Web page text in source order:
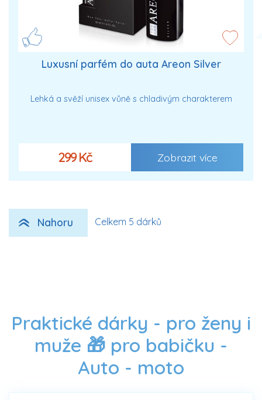
Luxusní parfém do auta Areon Silver
Lehká a svěží unisex vůně s chladivým charakterem
299 Kč Zobrazit více
Nahoru Celkem 5 dárků
Praktické dárky - pro ženy i
muže 🎁 pro babičku -
Auto - moto